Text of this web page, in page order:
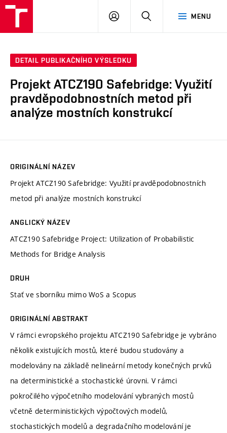
MENU
PŘIHLÁSIT
DETAIL PUBLIKAČNÍHO VÝSLEDKU
Projekt ATCZ190 Safebridge: Využití
pravděpodobnostních metod při
analýze mostních konstrukcí
ORIGINÁLNÍ NÁZEV
Projekt ATCZ190 Safebridge: Využití pravděpodobnostních
metod při analýze mostních konstrukcí
ANGLICKÝ NÁZEV
ATCZ190 Safebridge Project: Utilization of Probabilistic
Methods for Bridge Analysis
DRUH
Stať ve sborníku mimo WoS a Scopus
ORIGINÁLNÍ ABSTRAKT
V rámci evropského projektu ATCZ190 Safebridge je vybráno
několik existujících mostů, které budou studovány a
modelovány na základě nelineární metody konečných prvků
na deterministické a stochastické úrovni. V rámci
pokročilého výpočetního modelování vybraných mostů
včetně deterministických výpočtových modelů,
stochastických modelů a degradačního modelování je